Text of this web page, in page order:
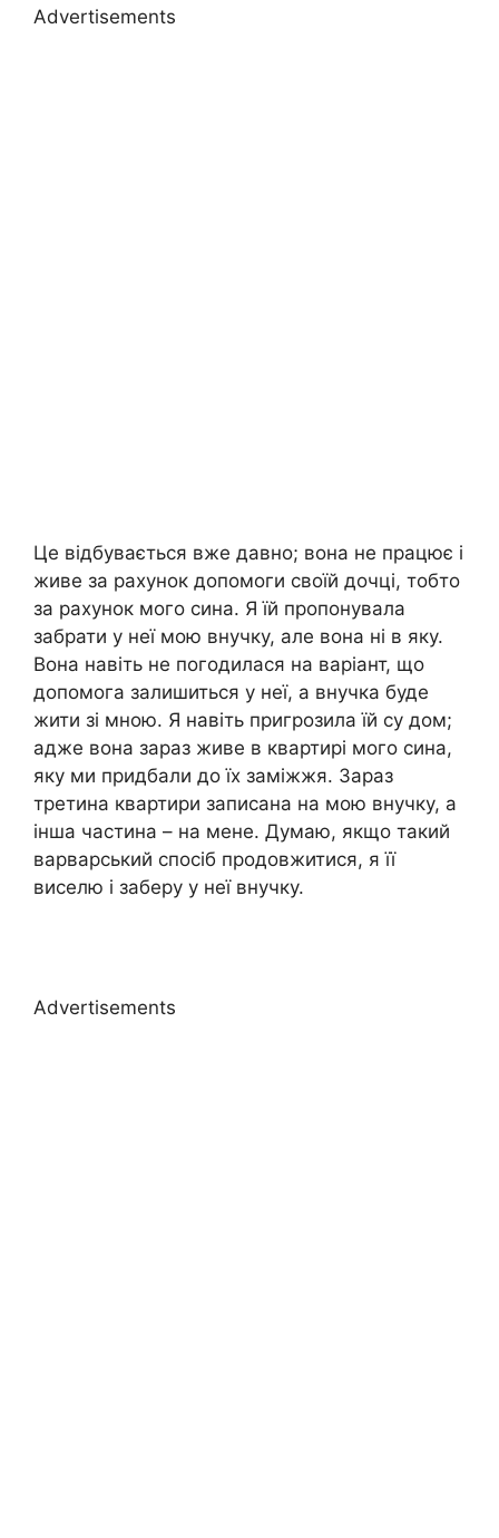
Advertisements
Це відбувається вже давно; вона не працює і
живе за рахунок допомоги своїй дочці, тобто
за рахунок мого сина. Я їй пропонувала
забрати у неї мою внучку, але вона ні в яку.
Вона навіть не погодилася на варіант, що
допомога залишиться у неї, а внучка буде
жити зі мною. Я навіть пригрозила їй су дом;
адже вона зараз живе в квартирі мого сина,
яку ми придбали до їх заміжжя. Зараз
третина квартири записана на мою внучку, а
інша частина – на мене. Думаю, якщо такий
варварський спосіб продовжитися, я її
виселю і заберу у неї внучку.
Advertisements